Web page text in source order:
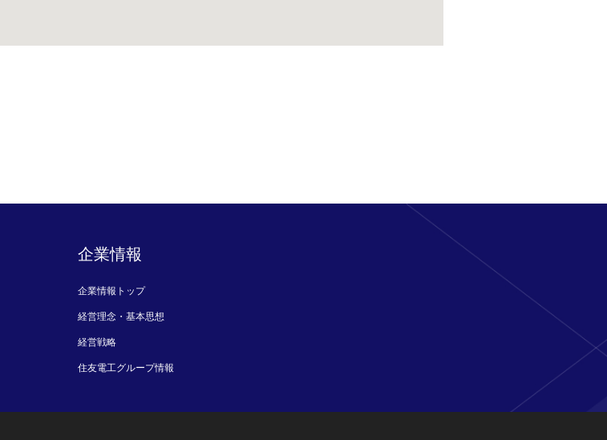
企業情報
企業情報トップ
経営理念・基本思想
経営戦略
住友電工グループ情報